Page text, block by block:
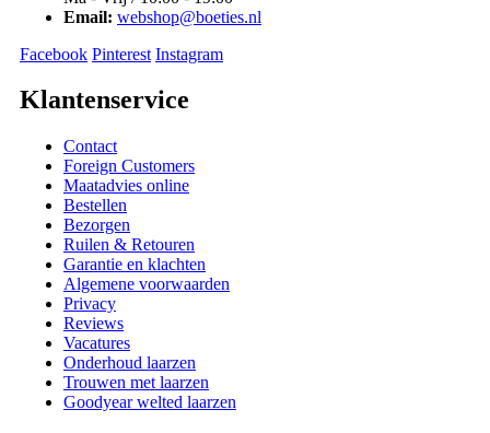
Email: webshop@boeties.nl
Facebook Pinterest Instagram
Klantenservice
Contact
Foreign Customers
Maatadvies online
Bestellen
Bezorgen
Ruilen & Retouren
Garantie en klachten
Algemene voorwaarden
Privacy
Reviews
Vacatures
Onderhoud laarzen
Trouwen met laarzen
Goodyear welted laarzen